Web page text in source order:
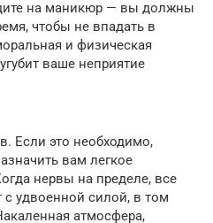
на маникюр — вы должны
чтобы не впадать в
и физическая
ваше неприятие
Если это необходимо,
вам легкое
нервы на пределе, все
с удвоенной силой, в том
атмосфера,